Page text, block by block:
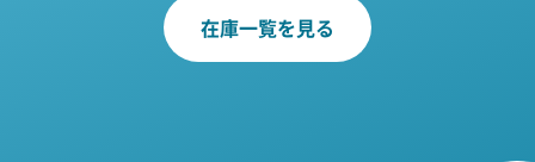
在庫一覧を見る